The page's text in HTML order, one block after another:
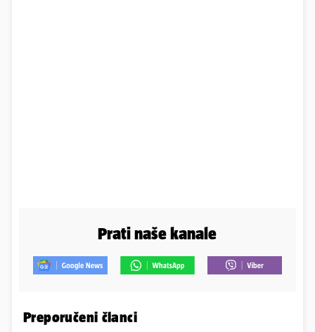
Prati naše kanale
Preporučeni članci